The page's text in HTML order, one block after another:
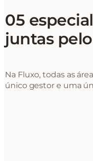
05
juntas
Na Fluxo, todas as
único gestor e uma